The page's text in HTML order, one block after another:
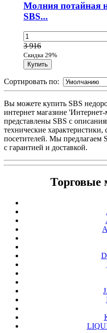
Молния потайная
SBS...
3 916
Скидка 29%
Сортировать по:
Вы можете купить SBS
интернет магазине
представлены SBS с
технические
посетителей. Мы предлагаем
с гарантией и доставкой.
Торговые